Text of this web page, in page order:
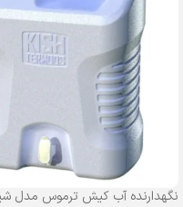
نگهدارنده آب کیش ترموس مدل